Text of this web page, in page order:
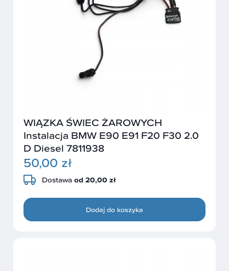
WIĄZKA ŚWIEC ŻAROWYCH
Instalacja BMW E90 E91 F20 F30 2.0
D Diesel 7811938
50,00 zł
Dostawa od 20,00 zł
Dodaj do koszyka